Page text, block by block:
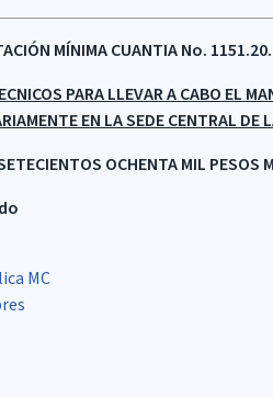
MÍNIMA CUANTIA No.
PARA LLEVAR A CABO EL
EN LA SEDE CENTRAL
OCHENTA MIL PESOS
MC